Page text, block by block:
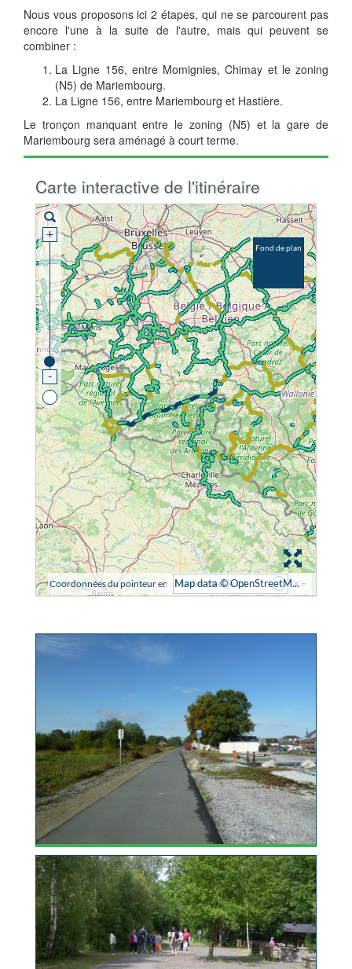
Nous vous proposons ici 2 étapes, qui ne se parcourent pas
encore l'une à la suite de l'autre, mais qui peuvent se
combiner :
La Ligne 156, entre Momignies, Chimay et le zoning
(N5) de Mariembourg.
La Ligne 156, entre Mariembourg et Hastière.
Le tronçon manquant entre le zoning (N5) et la gare de
Mariembourg sera aménagé à court terme.
Carte interactive de l'itinéraire